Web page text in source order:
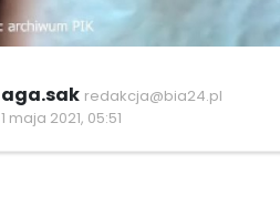
aga.sak redakcja@bia24.pl
1 maja 2021, 05:51